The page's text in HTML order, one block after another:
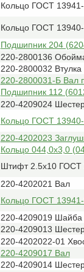
Кольцо ГОСТ
Кольцо ГОСТ
Подшипник 204
220-2800136
220-2800032 Втулка
220-2800031-Б Вал
Подшипник 112
220-4209024
Кольцо ГОСТ
220-4202023
Кольцо 044,0х3,0
Штифт 2.5х10 ГОСТ
220-4202021 Вал
Кольцо ГОСТ
220-4209019 Шайба
220-4209013
220-4202022-01
220-4209017 Вал
220-4209014